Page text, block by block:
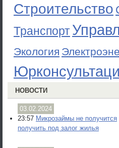
Строительство
Транспорт
Экология
НОВОСТИ
03.02.2024
23:57 Микрозаймы не получится
получить под залог жилья